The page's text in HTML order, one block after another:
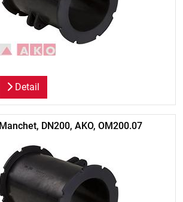
Detail
Manchet, DN200, AKO, OM200.07